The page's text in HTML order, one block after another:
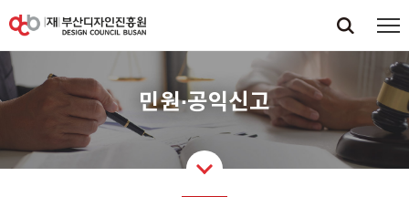
민원·공익신고